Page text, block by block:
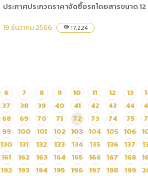
ประกาศประกวดราคาจัดซื้อรถโดยสารขนาด
19 ธันวาคม 2566 visibility 17,224
6 7 8 9 10 11 12 13
37 38 39 40 41 42 43 44
68 69 70 71 72 73 74 75
99 100 101 102 103 104 105 106
130 131 132 133 134 135 136 137
161 162 163 164 165 166 167 168
192 193 194 195 196 197 198 199